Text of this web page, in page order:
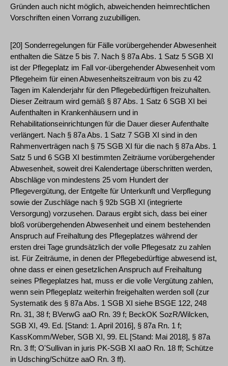
Gründen auch nicht möglich, abweichenden heimrechtlichen
Vorschriften einen Vorrang zuzubilligen.
[20] Sonderregelungen für Fälle vorübergehender Abwesenheit
enthalten die Sätze 5 bis 7. Nach § 87a Abs. 1 Satz 5 SGB XI
ist der Pflegeplatz im Fall vor-übergehender Abwesenheit vom
Pflegeheim für einen Abwesenheitszeitraum von bis zu 42
Tagen im Kalenderjahr für den Pflegebedürftigen freizuhalten.
Dieser Zeitraum wird gemäß § 87 Abs. 1 Satz 6 SGB XI bei
Aufenthalten in Krankenhäusern und in
Rehabilitationseinrichtungen für die Dauer dieser Aufenthalte
verlängert. Nach § 87a Abs. 1 Satz 7 SGB XI sind in den
Rahmenverträgen nach § 75 SGB XI für die nach § 87a Abs. 1
Satz 5 und 6 SGB XI bestimmten Zeiträume vorübergehender
Abwesenheit, soweit drei Kalendertage überschritten werden,
Abschläge von mindestens 25 vom Hundert der
Pflegevergütung, der Entgelte für Unterkunft und Verpflegung
sowie der Zuschläge nach § 92b SGB XI (integrierte
Versorgung) vorzusehen. Daraus ergibt sich, dass bei einer
bloß vorübergehenden Abwesenheit und einem bestehenden
Anspruch auf Freihaltung des Pflegeplatzes während der
ersten drei Tage grundsätzlich der volle Pflegesatz zu zahlen
ist. Für Zeiträume, in denen der Pflegebedürftige abwesend ist,
ohne dass er einen gesetzlichen Anspruch auf Freihaltung
seines Pflegeplatzes hat, muss er die volle Vergütung zahlen,
wenn sein Pflegeplatz weiterhin freigehalten werden soll (zur
Systematik des § 87a Abs. 1 SGB XI siehe BSGE 122, 248
Rn. 31, 38 f; BVerwG aaO Rn. 39 f; BeckOK SozR/Wilcken,
SGB XI, 49. Ed. [Stand: 1. April 2016], § 87a Rn. 1 f;
KassKomm/Weber, SGB XI, 99. EL [Stand: Mai 2018], § 87a
Rn. 3 ff; O'Sullivan in juris PK-SGB XI aaO Rn. 18 ff; Schütze
in Udsching/Schütze aaO Rn. 3 ff).